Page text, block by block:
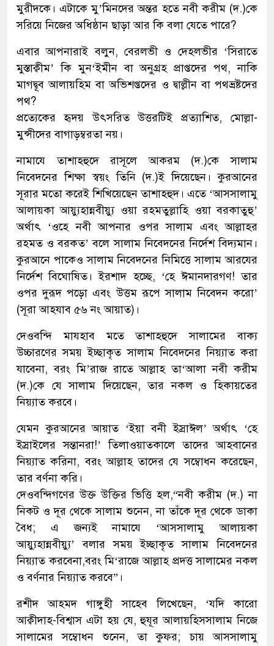
মুরীদকে। এটাকে মু’মিনদের অন্তর হতে নবী করীম (দ.)কে
সরিয়ে নিজের অধিষ্ঠান ছাড়া আর কি বলা যেতে পারে?
এবার আপনারাই বলুন, বেরলভী ও দেহলভীর ‘সিরাতে
মুস্তাক্বীম’ কি মুন‘ইমীন বা অনুগ্রহ প্রাপ্তদের পথ, নাকি
মাগদ্বূব আলায়হিম বা অভিশপ্তদের ও দ্বাল্লীন বা পথভ্রষ্টদের
পথ?
প্রত্যেকের হৃদয় উৎসরিত উত্তরটিই প্রত্যাশিত, মোল্লা-
মুন্সীদের বাগাড়ম্বরতা নয়।
নামাযে তাশাহহুদে রাসূলে আকরম (দ.)কে সালাম
নিবেদনের শিক্ষা স্বয়ং তিনি (দ.)ই দিয়েছেন। কুরআনের
সূরার মতো করেই শিখিয়েছেন তাশাহহুদ। এতে ‘আসসালামু
আলায়কা আয়্যুহান্নবীয়্যু ওয়া রহমতুল্লাহি ওয়া বরকাতুহু’
অর্থাৎ ‘ওহে নবী আপনার ওপর সালাম এবং আল্লাহর
রহমত ও বরকত’ বলে সালাম নিবেদনের নির্দেশ বিদ্যমান।
কুরআনে পাকেও সালাম নিবেদনের নিমিত্তে সালাম আরযের
নির্দেশ বিঘোষিত। ইরশাদ হচ্ছে, ‘হে ঈমানদারগণ! তার
ওপর দুরূদ পড়ো এবং উত্তম রূপে সালাম নিবেদন করো’
(সূরা আহযাব ৫৬ নং আয়াত)।
দেওবন্দি মাযহাব মতে তাশাহহুদে সালামের বাক্য
উচ্চারণের সময় ইচ্ছাকৃত সালাম নিবেদনের নিয়্যাত করা
যাবেনা, বরং মি’রাজ রাতে আল্লাহ তা‘আলা নবী করীম
(দ.)কে যে সালাম দিয়েছেন, তার নকল ও হিকায়তের
নিয়্যাত করবে।
যেমন কুরআনের আয়াত ‘ইয়া বনী ইস্রাঈল’ অর্থাৎ ‘হে
ইস্রাইলের সন্তানরা!’ তিলাওয়াতকালে তাদের আহবানের
নিয়্যাত করিনা, বরং আল্লাহ তাদের যে সম্বোধন করেছেন,
তার বর্ণনা করি।
দেওবন্দিগণের উক্ত উক্তির ভিত্তি হল,“নবী করীম (দ.) না
নিকট ও দূর থেকে সালাম শুনেন, না তাঁকে দূর থেকে ডাকা
বৈধ; এ জন্যই নামাযে ‘আসসালামু আলায়কা
আয়্যুহান্নবীয়্যু’ বলার সময় ইচ্ছাকৃত সালাম নিবেদনের
নিয়্যাত করবেনা,বরং মি‘রাজে আল্লাহ প্রদত্ত সালামের নকল
ও বর্ণনার নিয়্যাত করবে”।
রশীদ আহমদ গাঙ্গুহী সাহেব লিখেছেন, ‘যদি কারো
আক্বীদাহ-বিশ্বাস এটা হয় যে, হুযূর আলায়হিসসালাম নিজে
সালামের সম্বোধন শুনেন, তা কুফর; চায় আসসালামু